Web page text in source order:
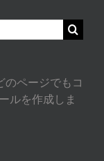
のページでもコ
ルを作成しま